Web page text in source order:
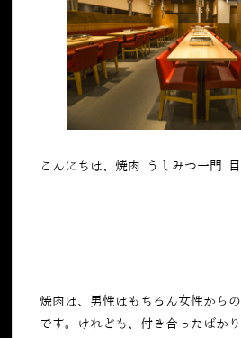
こんにちは、焼肉 うしみつ一門 目
焼肉は、男性はもちろん女性から
です。けれども、付き合ったばか